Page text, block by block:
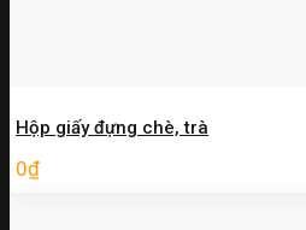
Hộp giấy đựng chè, trà
0₫